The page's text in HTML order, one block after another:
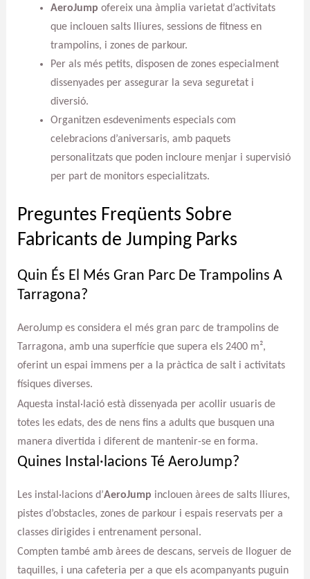
AeroJump ofereix una àmplia varietat d’activitats
que inclouen salts lliures, sessions de fitness en
trampolins, i zones de parkour.
Per als més petits, disposen de zones especialment
dissenyades per assegurar la seva seguretat i
diversió.
Organitzen esdeveniments especials com
celebracions d’aniversaris, amb paquets
personalitzats que poden incloure menjar i supervisió
per part de monitors especialitzats.
Preguntes Freqüents Sobre
Fabricants de Jumping Parks
Quin És El Més Gran Parc De Trampolins A
Tarragona?
AeroJump es considera el més gran parc de trampolins de
Tarragona, amb una superfície que supera els 2400 m²,
oferint un espai immens per a la pràctica de salt i activitats
físiques diverses.
Aquesta instal·lació està dissenyada per acollir usuaris de
totes les edats, des de nens fins a adults que busquen una
manera divertida i diferent de mantenir-se en forma.
Quines Instal·lacions Té AeroJump?
Les instal·lacions d’AeroJump inclouen àrees de salts lliures,
pistes d’obstacles, zones de parkour i espais reservats per a
classes dirigides i entrenament personal.
Compten també amb àrees de descans, serveis de lloguer de
taquilles, i una cafeteria per a que els acompanyants puguin